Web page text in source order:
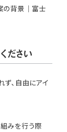
背景｜富士
ださい
ず、自由にアイ
みを行う際